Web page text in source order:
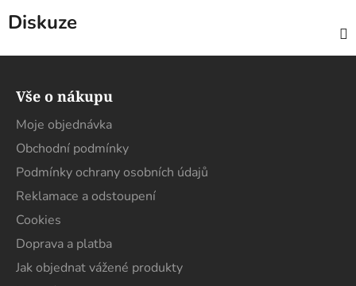
Diskuze
Vše o nákupu
Moje objednávka
Obchodní podmínky
Podmínky ochrany osobních údajů
Reklamace a odstoupení
Cookies
Doprava a platba
Jak objednat vážené produkty